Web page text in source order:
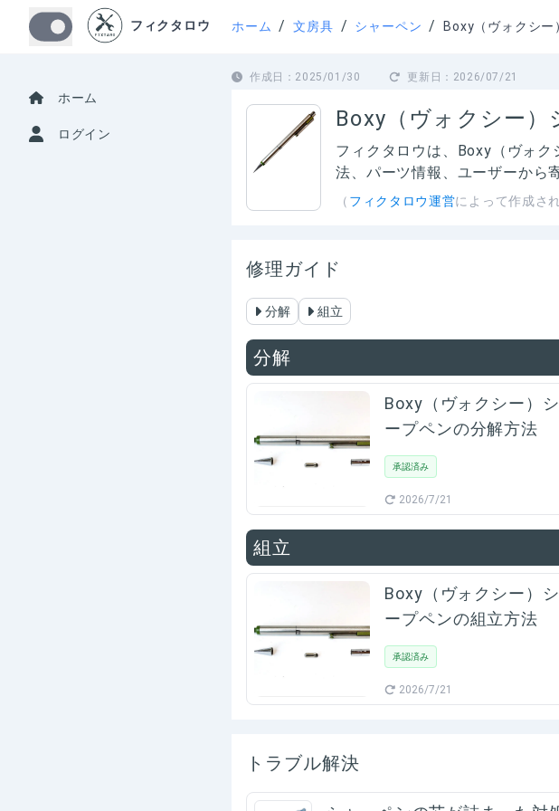
ホーム
ログイン
フィクタロウ ホーム / 文房具 / シャーペン / Boxy（ヴォクシー
作成日： 2025/01/30 更新日： 2026/07/21
Boxy（ヴォクシー
フィクタロウは、 Boxy（ヴォク
法、パーツ情報、ユーザーから
（ フィクタロウ運営によって作成さ
修理ガイド
分解 組立
分解
Boxy（ヴォクシー）
ープペンの分解方法
承認済み
2026/7/21
組立
Boxy（ヴォクシー）
ープペンの組立方法
承認済み
2026/7/21
トラブル解決